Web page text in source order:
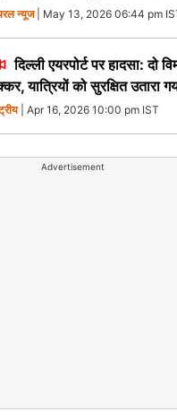
न्‍यूज| May 13, 2026 06:44 pm
दिल्ली एयरपोर्ट पर हादसा: दो
यात्रियों को सुरक्षित उतारा
| Apr 16, 2026 10:00 pm IST
Advertisement